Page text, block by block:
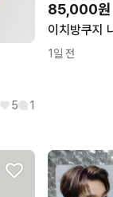
5 1
85,000원
1일 전